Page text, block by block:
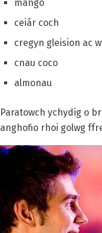
mango
ceiâr coch
cregyn gleision ac
cnau coco
almonau
Paratowch ychydig o
anghofio rhoi golwg